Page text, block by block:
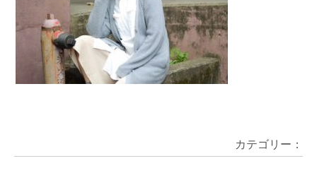
カテゴリー：